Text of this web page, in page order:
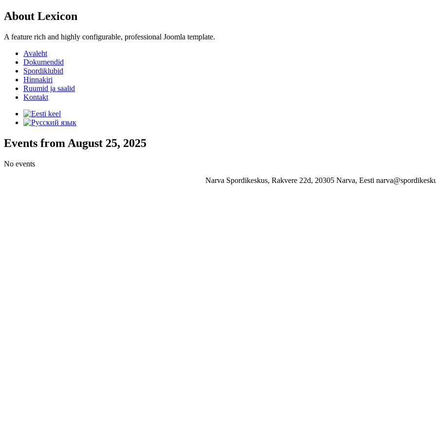
About Lexicon
A feature rich and highly configurable, professional Joomla template.
Avaleht
Dokumendid
Spordiklubid
Hinnakiri
Ruumid ja saalid
Kontakt
Events from August 25, 2025
No events
Narva Spordikeskus, Rakvere 22d, 20305 Narva, Eesti